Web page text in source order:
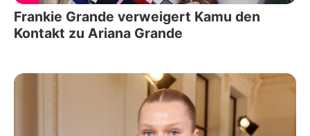
Frankie Grande verweigert Kamu den
Kontakt zu Ariana Grande